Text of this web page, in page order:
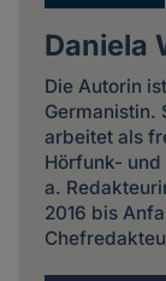
Daniela
Die Autorin
Germanistin.
arbeitet als
Hörfunk-
a.
2016 bis